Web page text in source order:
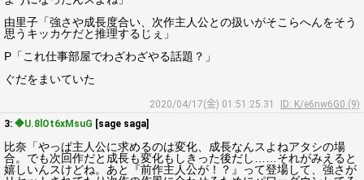
由里子「強さや成長度合い、次作主人公との扱いがそこらへんをそう
思うキッカケだと推理するじぇ」
P「これ仕事部屋でわざわざやる話題？」
ぐだをまいていた
2020/04/17(金) 01:51:25.31
ID: K/e6nw6G0 (9)
3: ◆U.8lOt6xMsuG [sage saga]
比奈「やっぱ主人公に求めるのは変化、成長なんスよねアタシの場
合。でも次回作だと成長も変化もしきった後だし……それがみえると
嬉しいんスけどね。あと『前作主人公が！？』って登場して、強さが